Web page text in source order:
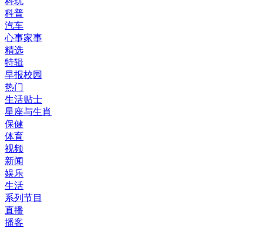
科普
汽车
心事家事
精选
特辑
早报校园
热门
生活贴士
星座与生肖
保健
体育
视频
新闻
娱乐
生活
系列节目
直播
播客